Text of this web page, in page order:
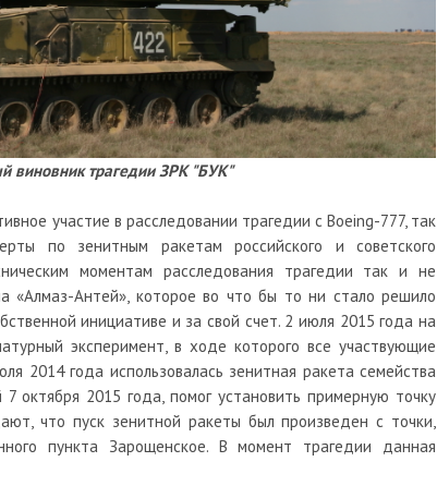
виновник трагедии ЗРК "БУК"
участие в расследовании трагедии с Boeing-777, так
по зенитным ракетам российского и советского
моментам расследования трагедии так и не
«Алмаз-Антей», которое во что бы то ни стало решило
инициативе и за свой счет. 2 июля 2015 года на
эксперимент, в ходе которого все участвующие
2014 года использовалась зенитная ракета семейства
октября 2015 года, помог установить примерную точку
что пуск зенитной ракеты был произведен с точки,
пункта Зарощенское. В момент трагедии данная